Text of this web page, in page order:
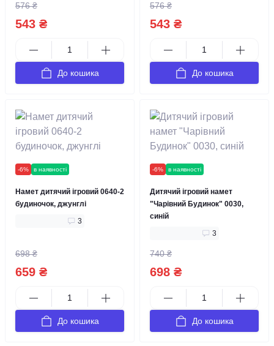
576 ₴
543 ₴
До кошика
576 ₴
543 ₴
До кошика
-6% в наявності
Намет дитячий ігровий 0640-2
будиночок, джунглі
3
698 ₴
659 ₴
До кошика
-6% в наявності
Дитячий ігровий намет
"Чарівний Будинок" 0030,
синій
3
740 ₴
698 ₴
До кошика